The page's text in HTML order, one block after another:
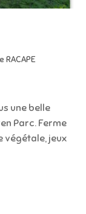
RACAPE
une belle
Parc. Ferme
végétale, jeux